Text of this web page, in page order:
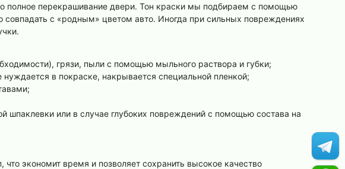
полное перекрашивание двери. Тон краски мы подбираем с помощью
с «родным» цветом авто. Иногда при сильных повреждениях
грязи, пыли с помощью мыльного раствора и губки;
в покраске, накрывается специальной пленкой;
шпаклевки или в случае глубоких повреждений с помощью состава на
экономит время и позволяет сохранить высокое качество